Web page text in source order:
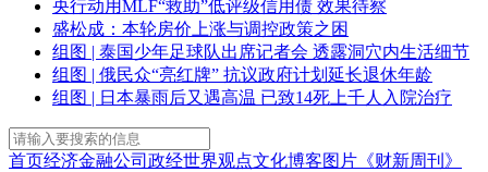
央行动用MLF“救助”低评级信用债 效果待察
盛松成：本轮房价上涨与调控政策之困
组图 | 泰国少年足球队出席记者会 透露洞穴内生活细节
组图 | 俄民众“亮红牌” 抗议政府计划延长退休年龄
组图 | 日本暴雨后又遇高温 已致14死上千人入院治疗
首页经济金融公司 政经世界观点文化博客图片 《财新周刊》